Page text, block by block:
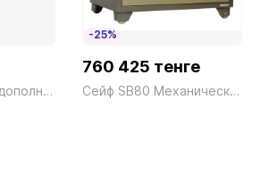
President Полка дополнительная для CB01/CBH01 серая
-25%
760 425 тенге
Сейф SB80 Механический President ш800*г698*в1575 460кг